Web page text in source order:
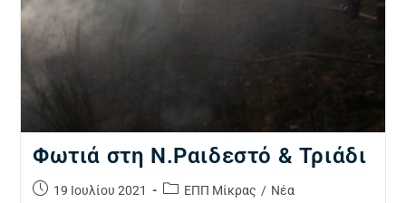
Φωτιά στη Ν.Ραιδεστό & Τριάδι
19 Ιουλίου 2021 ΕΠΠ Μίκρας / Νέα